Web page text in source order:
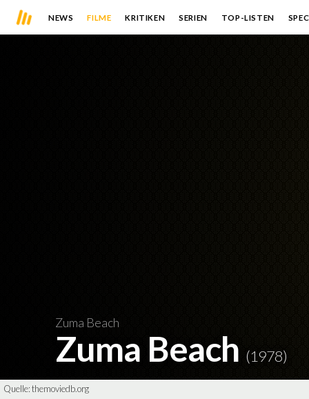
NEWS FILME KRITIKEN SERIEN TOP-LISTEN
Zuma Beach
Zuma Beach (1978)
Quelle:themoviedb.org